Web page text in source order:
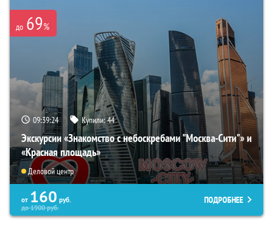
до 69%
09:39:24 Купили:44
Экскурсии «Знакомство с небоскребами "Москва-Сити"» и
«Красная площадь»
Деловой центр
от 160 руб.
до1900руб.
ПОДРОБНЕЕ